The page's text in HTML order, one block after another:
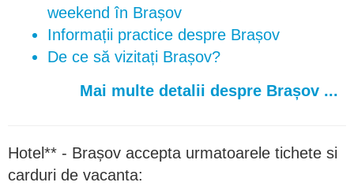
weekend în Brașov
Informații practice despre Brașov
De ce să vizitați Brașov?
Mai multe detalii despre Brașov ...
Hotel** - Brașov accepta urmatoarele tichete si
carduri de vacanta: